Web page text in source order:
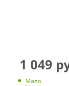
1 049
Мало